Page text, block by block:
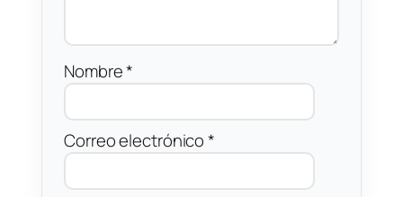
Nombre*
Correo electrónico*